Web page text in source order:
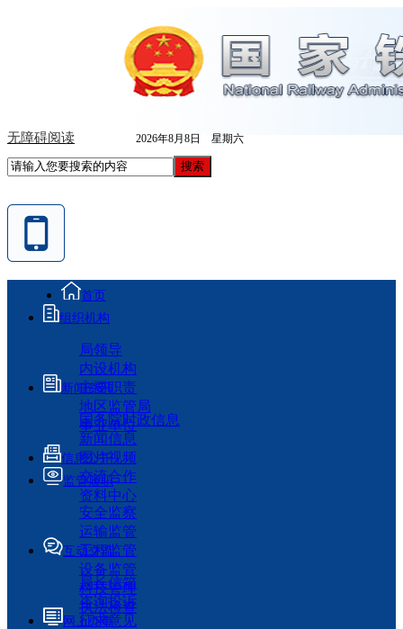
无障碍阅读 2026年8月8日 星期六
首页
组织机构
局领导
内设机构
主要职责
地区监管局
事业单位
新闻资讯
国务院时政信息
新闻信息
图片视频
交流合作
资料中心
信息公开
监管履职
安全监察
运输监管
工程监管
设备监管
科技管理
执法检查
互动交流
局长信箱
咨询投诉
征求意见
网上办事